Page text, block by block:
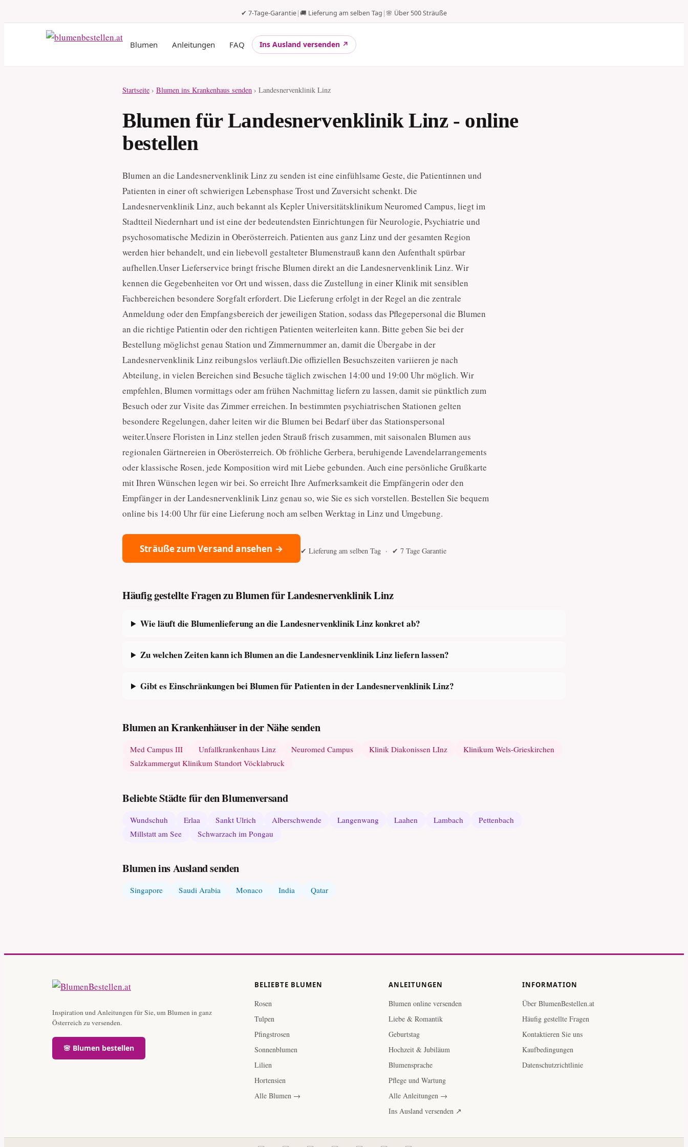
✔ 7-Tage-Garantie|🚚 Lieferung am selben Tag |🌸 Über 500 Sträuße
Blumen Anleitungen FAQ Ins Ausland versenden ↗
Startseite › Blumen ins Krankenhaus senden › Landesnervenklinik Linz
Blumen für Landesnervenklinik Linz - online
bestellen
Blumen an die Landesnervenklinik Linz zu senden ist eine einfühlsame Geste, die Patientinnen und
Patienten in einer oft schwierigen Lebensphase Trost und Zuversicht schenkt. Die
Landesnervenklinik Linz, auch bekannt als Kepler Universitätsklinikum Neuromed Campus, liegt im
Stadtteil Niedernhart und ist eine der bedeutendsten Einrichtungen für Neurologie, Psychiatrie und
psychosomatische Medizin in Oberösterreich. Patienten aus ganz Linz und der gesamten Region
werden hier behandelt, und ein liebevoll gestalteter Blumenstrauß kann den Aufenthalt spürbar
aufhellen.Unser Lieferservice bringt frische Blumen direkt an die Landesnervenklinik Linz. Wir
kennen die Gegebenheiten vor Ort und wissen, dass die Zustellung in einer Klinik mit sensiblen
Fachbereichen besondere Sorgfalt erfordert. Die Lieferung erfolgt in der Regel an die zentrale
Anmeldung oder den Empfangsbereich der jeweiligen Station, sodass das Pflegepersonal die Blumen
an die richtige Patientin oder den richtigen Patienten weiterleiten kann. Bitte geben Sie bei der
Bestellung möglichst genau Station und Zimmernummer an, damit die Übergabe in der
Landesnervenklinik Linz reibungslos verläuft.Die offiziellen Besuchszeiten variieren je nach
Abteilung, in vielen Bereichen sind Besuche täglich zwischen 14:00 und 19:00 Uhr möglich. Wir
empfehlen, Blumen vormittags oder am frühen Nachmittag liefern zu lassen, damit sie pünktlich zum
Besuch oder zur Visite das Zimmer erreichen. In bestimmten psychiatrischen Stationen gelten
besondere Regelungen, daher leiten wir die Blumen bei Bedarf über das Stationspersonal
weiter.Unsere Floristen in Linz stellen jeden Strauß frisch zusammen, mit saisonalen Blumen aus
regionalen Gärtnereien in Oberösterreich. Ob fröhliche Gerbera, beruhigende Lavendelarrangements
oder klassische Rosen, jede Komposition wird mit Liebe gebunden. Auch eine persönliche Grußkarte
mit Ihren Wünschen legen wir bei. So erreicht Ihre Aufmerksamkeit die Empfängerin oder den
Empfänger in der Landesnervenklinik Linz genau so, wie Sie es sich vorstellen. Bestellen Sie bequem
online bis 14:00 Uhr für eine Lieferung noch am selben Werktag in Linz und Umgebung.
Sträuße zum Versand ansehen → ✔ Lieferung am selben Tag · ✔ 7 Tage Garantie
Häufig gestellte Fragen zu Blumen für Landesnervenklinik Linz
Wie läuft die Blumenlieferung an die Landesnervenklinik Linz konkret ab?
Zu welchen Zeiten kann ich Blumen an die Landesnervenklinik Linz liefern lassen?
Gibt es Einschränkungen bei Blumen für Patienten in der Landesnervenklinik Linz?
Blumen an Krankenhäuser in der Nähe senden
Med Campus III Unfallkrankenhaus Linz Neuromed Campus Klinik Diakonissen LInz
Klinikum Wels-Grieskirchen
Salzkammergut Klinikum Standort Vöcklabruck
Beliebte Städte für den Blumenversand
Wundschuh Erlaa Sankt Ulrich Alberschwende Langenwang Laahen Lambach
Pettenbach
Millstatt am See
Schwarzach im Pongau
Blumen ins Ausland senden
Singapore Saudi Arabia Monaco India Qatar
Inspiration und Anleitungen für Sie, um Blumen in ganz
Österreich zu versenden.
🌸 Blumen bestellen
BELIEBTE BLUMEN
Rosen
Tulpen
Pfingstrosen
Sonnenblumen
Lilien
Hortensien
Alle Blumen →
ANLEITUNGEN
Blumen online versenden
Liebe & Romantik
Geburtstag
Hochzeit & Jubiläum
Blumensprache
Pflege und Wartung
Alle Anleitungen →
Ins Ausland versenden ↗
INFORMATION
Über BlumenBestellen.at
Häufig gestellte Fragen
Kontaktieren Sie uns
Kaufbedingungen
Datenschutzrichtlinie